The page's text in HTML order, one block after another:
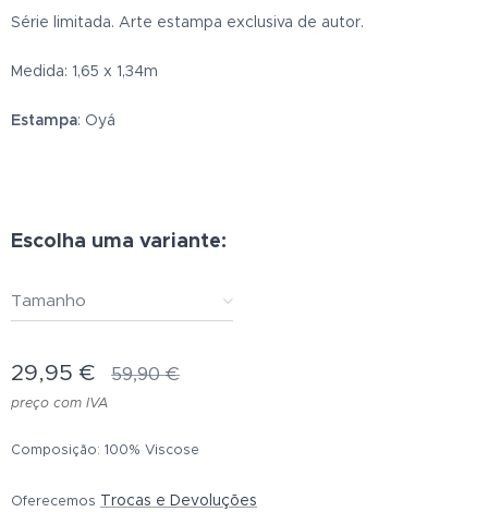
Série limitada. Arte estampa exclusiva de autor.
Medida: 1,65 x 1,34m
Estampa: Oyá
Escolha uma variante:
Tamanho
29,95 € 59,90€
preço com IVA
Composição: 100% Viscose
Oferecemos Trocas e Devoluções